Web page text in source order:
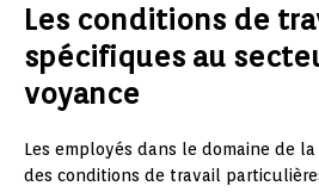
Les conditions de
spécifiques au
voyance
Les employés dans le domaine de
des conditions de travail